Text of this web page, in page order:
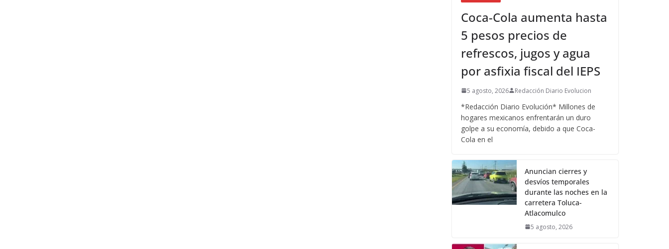
Coca-Cola aumenta hasta
5 pesos precios de
refrescos, jugos y agua
por asfixia fiscal del IEPS
5 agosto, 2026 Redacción Diario Evolucion
*Redacción Diario Evolución* Millones de
hogares mexicanos enfrentarán un duro
golpe a su economía, debido a que Coca-
Cola en el
Anuncian cierres y
desvíos temporales
durante las noches en la
carretera Toluca-
Atlacomulco
5 agosto, 2026